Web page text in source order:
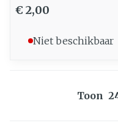
€ 2,00
Niet beschikbaar
Toon